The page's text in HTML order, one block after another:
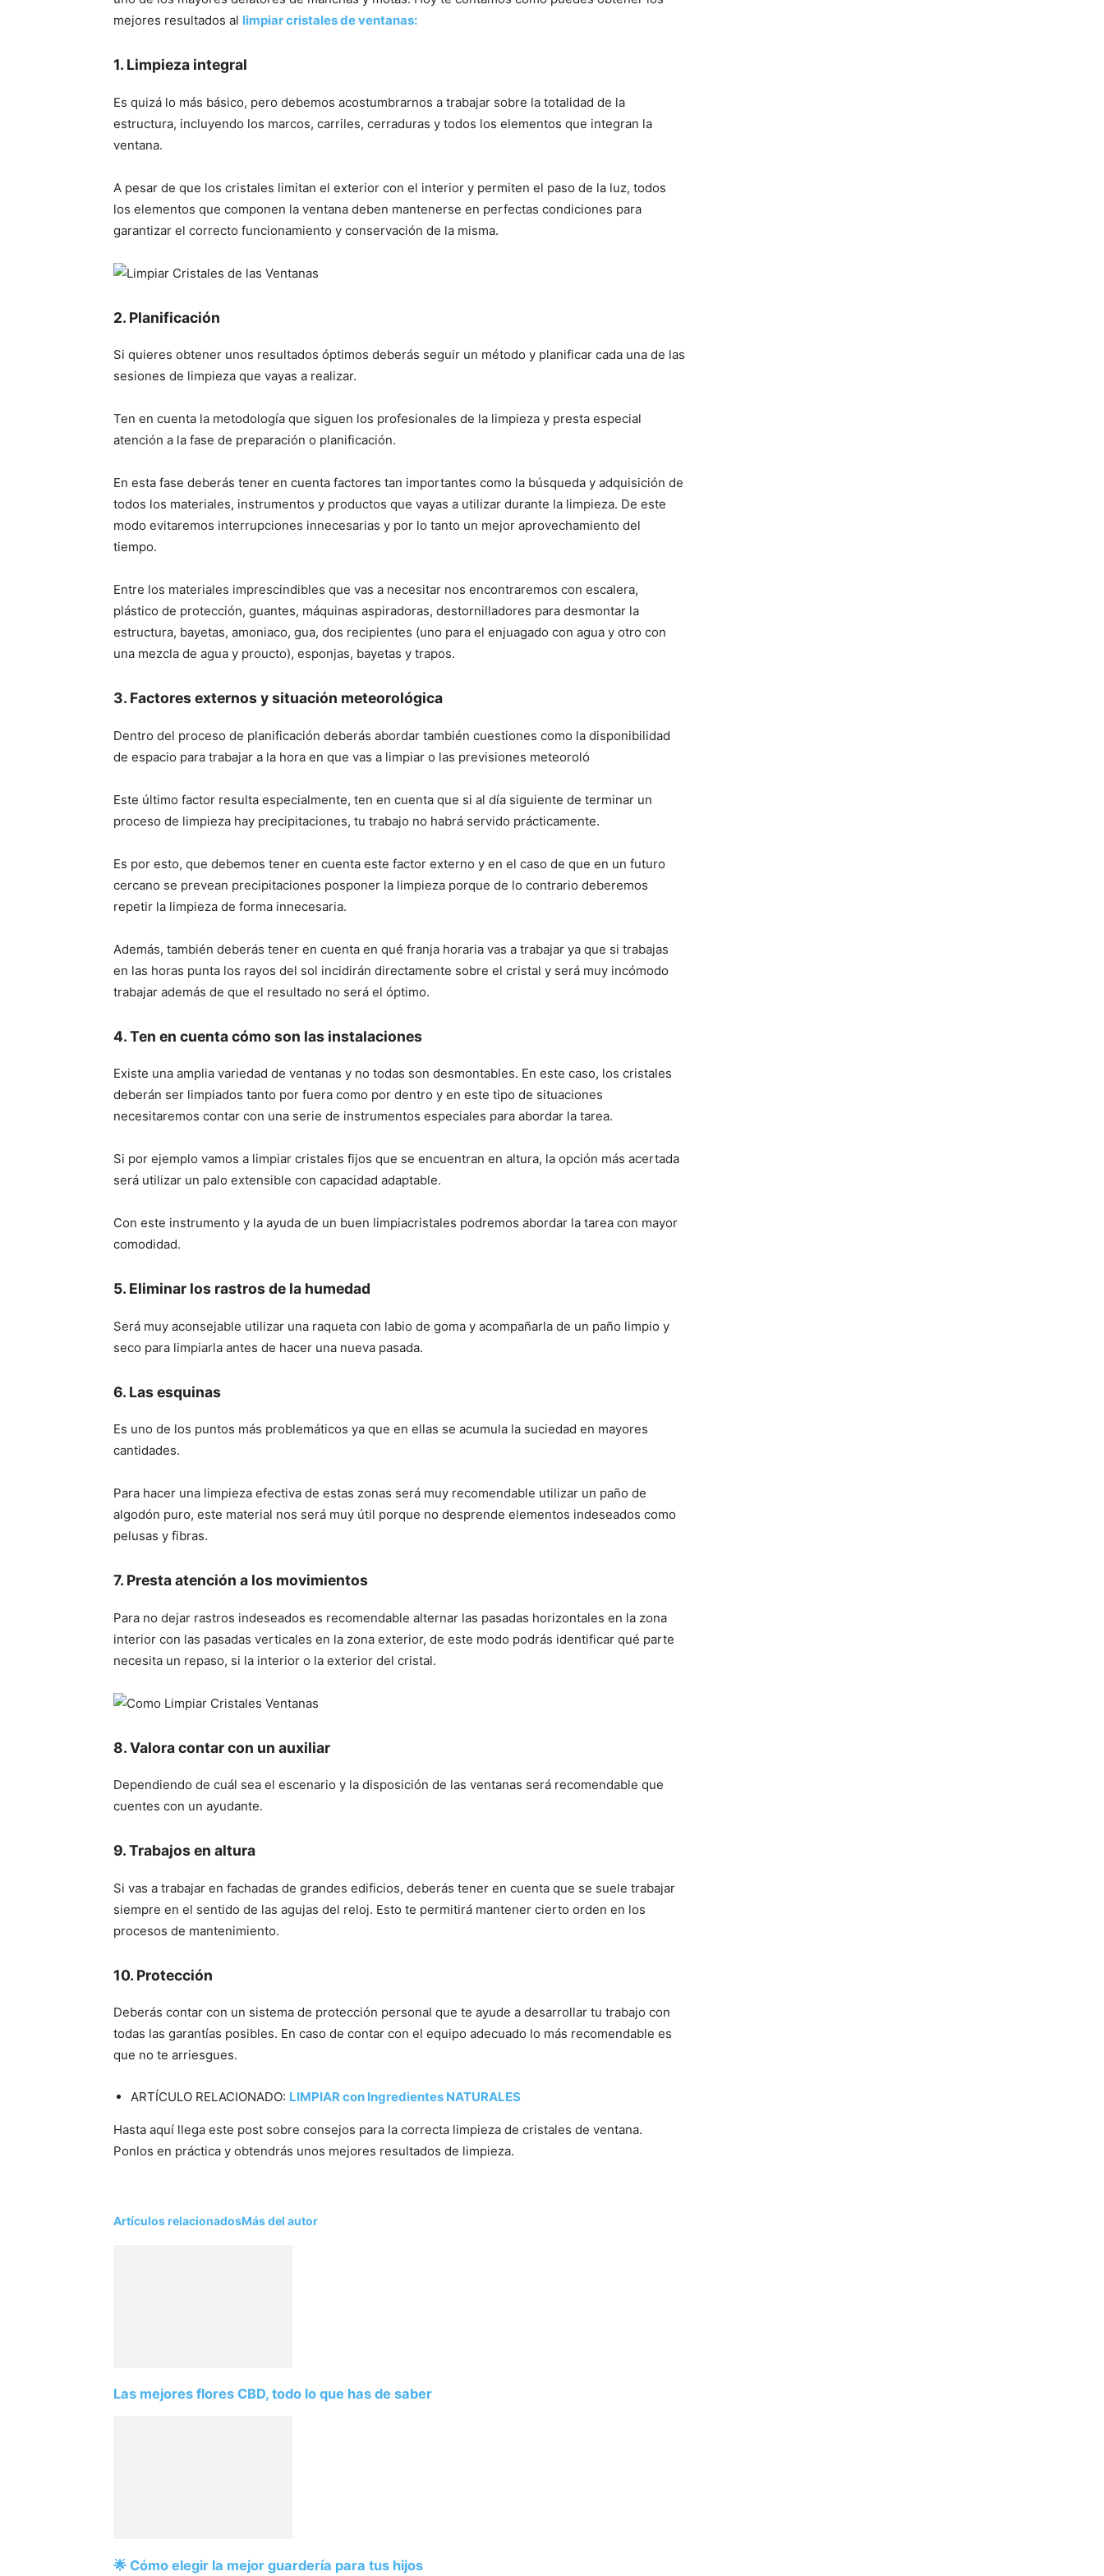
mejores resultados al limpiar cristales de ventanas:
1. Limpieza integral
Es quizá lo más básico, pero debemos acostumbrarnos a trabajar sobre la totalidad de la
estructura, incluyendo los marcos, carriles, cerraduras y todos los elementos que integran la
ventana.
A pesar de que los cristales limitan el exterior con el interior y permiten el paso de la luz, todos
los elementos que componen la ventana deben mantenerse en perfectas condiciones para
garantizar el correcto funcionamiento y conservación de la misma.
2. Planificación
Si quieres obtener unos resultados óptimos deberás seguir un método y planificar cada una de las
sesiones de limpieza que vayas a realizar.
Ten en cuenta la metodología que siguen los profesionales de la limpieza y presta especial
atención a la fase de preparación o planificación.
En esta fase deberás tener en cuenta factores tan importantes como la búsqueda y adquisición de
todos los materiales, instrumentos y productos que vayas a utilizar durante la limpieza. De este
modo evitaremos interrupciones innecesarias y por lo tanto un mejor aprovechamiento del
tiempo.
Entre los materiales imprescindibles que vas a necesitar nos encontraremos con escalera,
plástico de protección, guantes, máquinas aspiradoras, destornilladores para desmontar la
estructura, bayetas, amoniaco, gua, dos recipientes (uno para el enjuagado con agua y otro con
una mezcla de agua y proucto), esponjas, bayetas y trapos.
3. Factores externos y situación meteorológica
Dentro del proceso de planificación deberás abordar también cuestiones como la disponibilidad
de espacio para trabajar a la hora en que vas a limpiar o las previsiones meteoroló
Este último factor resulta especialmente, ten en cuenta que si al día siguiente de terminar un
proceso de limpieza hay precipitaciones, tu trabajo no habrá servido prácticamente.
Es por esto, que debemos tener en cuenta este factor externo y en el caso de que en un futuro
cercano se prevean precipitaciones posponer la limpieza porque de lo contrario deberemos
repetir la limpieza de forma innecesaria.
Además, también deberás tener en cuenta en qué franja horaria vas a trabajar ya que si trabajas
en las horas punta los rayos del sol incidirán directamente sobre el cristal y será muy incómodo
trabajar además de que el resultado no será el óptimo.
4. Ten en cuenta cómo son las instalaciones
Existe una amplia variedad de ventanas y no todas son desmontables. En este caso, los cristales
deberán ser limpiados tanto por fuera como por dentro y en este tipo de situaciones
necesitaremos contar con una serie de instrumentos especiales para abordar la tarea.
Si por ejemplo vamos a limpiar cristales fijos que se encuentran en altura, la opción más acertada
será utilizar un palo extensible con capacidad adaptable.
Con este instrumento y la ayuda de un buen limpiacristales podremos abordar la tarea con mayor
comodidad.
5. Eliminar los rastros de la humedad
Será muy aconsejable utilizar una raqueta con labio de goma y acompañarla de un paño limpio y
seco para limpiarla antes de hacer una nueva pasada.
6. Las esquinas
Es uno de los puntos más problemáticos ya que en ellas se acumula la suciedad en mayores
cantidades.
Para hacer una limpieza efectiva de estas zonas será muy recomendable utilizar un paño de
algodón puro, este material nos será muy útil porque no desprende elementos indeseados como
pelusas y fibras.
7. Presta atención a los movimientos
Para no dejar rastros indeseados es recomendable alternar las pasadas horizontales en la zona
interior con las pasadas verticales en la zona exterior, de este modo podrás identificar qué parte
necesita un repaso, si la interior o la exterior del cristal.
8. Valora contar con un auxiliar
Dependiendo de cuál sea el escenario y la disposición de las ventanas será recomendable que
cuentes con un ayudante.
9. Trabajos en altura
Si vas a trabajar en fachadas de grandes edificios, deberás tener en cuenta que se suele trabajar
siempre en el sentido de las agujas del reloj. Esto te permitirá mantener cierto orden en los
procesos de mantenimiento.
10. Protección
Deberás contar con un sistema de protección personal que te ayude a desarrollar tu trabajo con
todas las garantías posibles. En caso de contar con el equipo adecuado lo más recomendable es
que no te arriesgues.
ARTÍCULO RELACIONADO: LIMPIAR con Ingredientes NATURALES
Hasta aquí llega este post sobre consejos para la correcta limpieza de cristales de ventana.
Ponlos en práctica y obtendrás unos mejores resultados de limpieza.
Artículos relacionadosMás del autor
Las mejores flores CBD, todo lo que has de saber
🌟 Cómo elegir la mejor guardería para tus hijos